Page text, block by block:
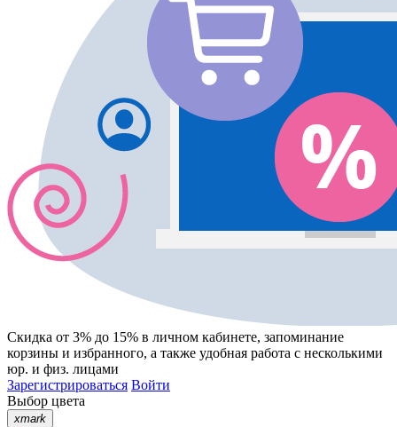
Скидка от 3% до 15% в личном кабинете, запоминание
корзины и избранного, а также удобная работа с несколькими
юр. и физ. лицами
Зарегистрироваться Войти
Выбор цвета
xmark